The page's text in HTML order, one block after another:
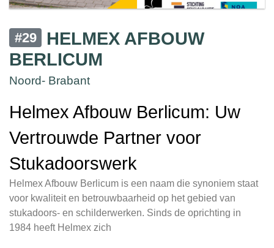
#29
HELMEX AFBOUW
BERLICUM
Noord- Brabant
Helmex Afbouw Berlicum: Uw
Vertrouwde Partner voor
Stukadoorswerk
Helmex Afbouw Berlicum is een naam die synoniem staat
voor kwaliteit en betrouwbaarheid op het gebied van
stukadoors- en schilderwerken. Sinds de oprichting in
1984 heeft Helmex zich